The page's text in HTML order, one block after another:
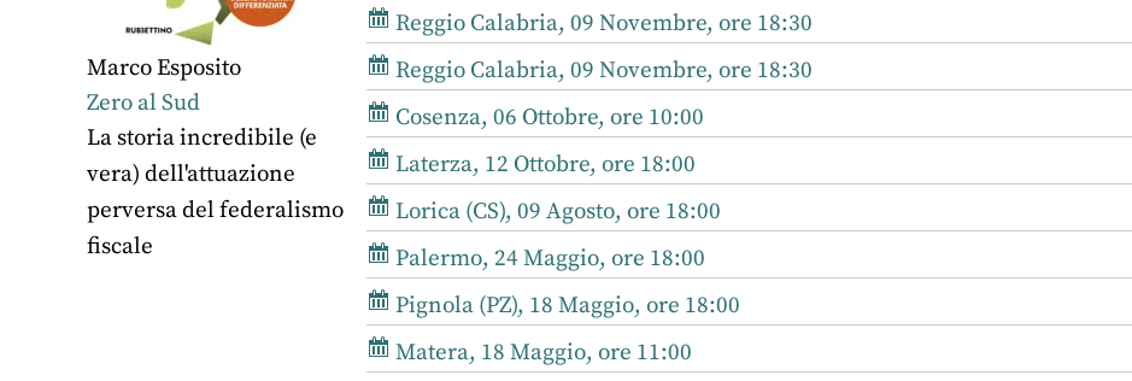
Marco Esposito
Zero al Sud
La storia incredibile (e
vera) dell'attuazione
perversa del federalismo
fiscale
Reggio Calabria, 09 Novembre, ore 18:30
Reggio Calabria, 09 Novembre, ore 18:30
Cosenza, 06 Ottobre, ore 10:00
Laterza, 12 Ottobre, ore 18:00
Lorica (CS), 09 Agosto, ore 18:00
Palermo, 24 Maggio, ore 18:00
Pignola (PZ), 18 Maggio, ore 18:00
Matera, 18 Maggio, ore 11:00